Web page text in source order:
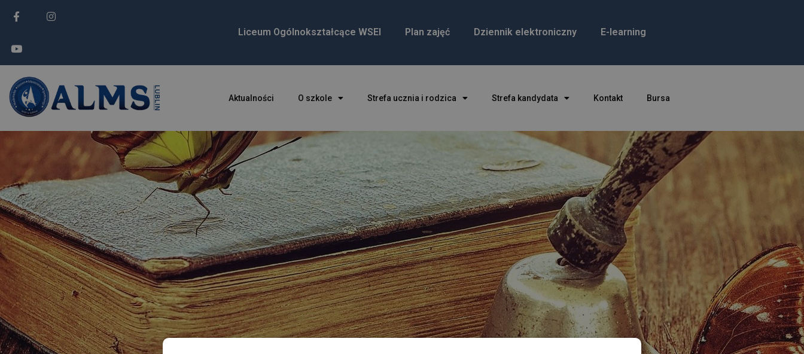
Liceum Ogólnokształcące WSEI Plan zajęć Dziennik elektroniczny E-learning
Aktualności O szkole Strefa ucznia i rodzica Strefa kandydata Kontakt Bursa